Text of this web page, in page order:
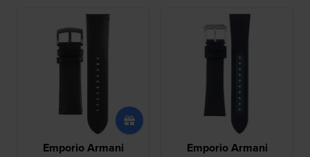
Emporio Armani Emporio Armani